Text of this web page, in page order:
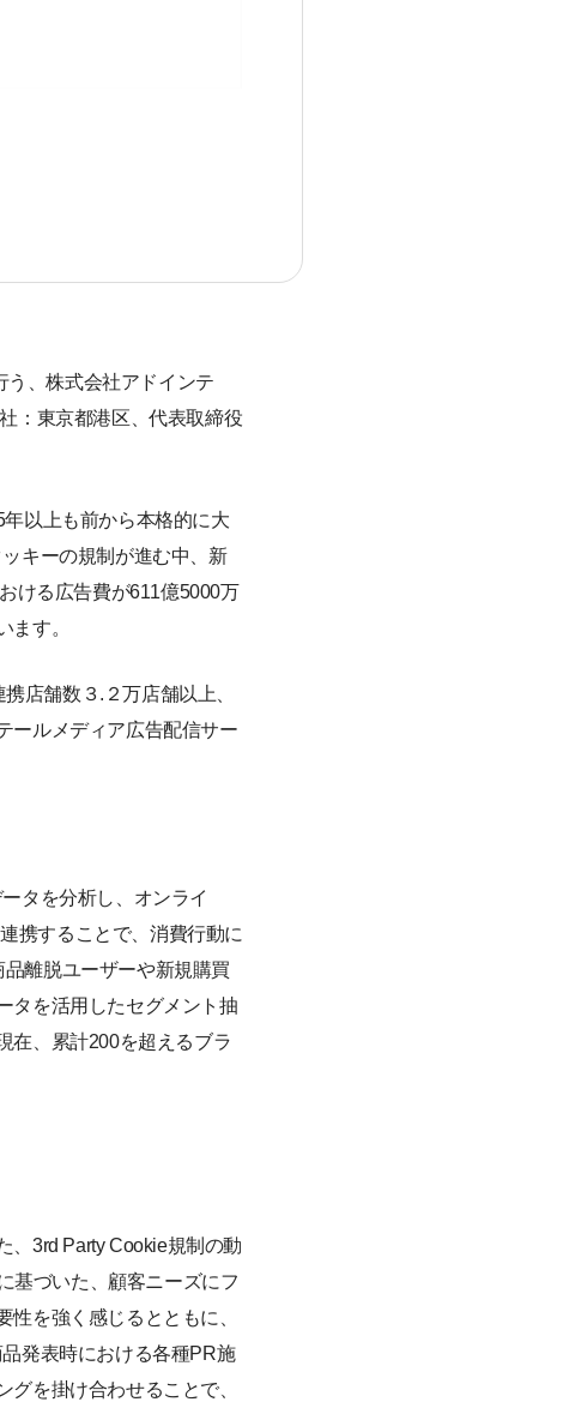
う、株式会社アドインテ
：東京都港区、代表取締役
以上も前から本格的に大
キーの規制が進む中、新
ける広告費が611億5000万
ます。
店舗数３.２万店舗以上、
ールメディア広告配信サー
タを分析し、オンライ
携することで、消費行動に
離脱ユーザーや新規購買
タを活用したセグメント抽
在、累計200を超えるブラ
、3rd Party Cookie規制の動
基づいた、顧客ニーズにフ
を強く感じるとともに、
発表時における各種PR施
を掛け合わせることで、